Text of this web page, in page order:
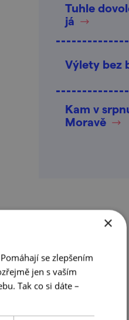
Tuhle
já
Výlety bez
Kam v
Moravě
×
se zlepšením
jen s vaším
Tak co si dáte –